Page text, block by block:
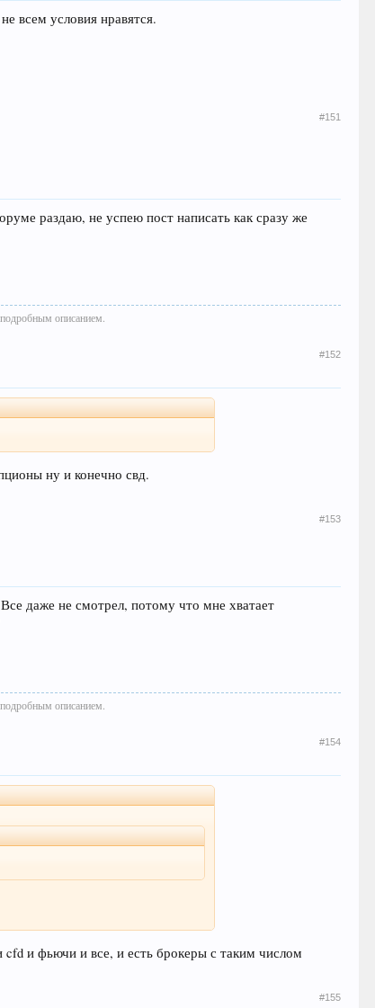
всем условия нравятся.
#151
раздаю, не успею пост написать как сразу же
описанием.
#152
ну и конечно свд.
#153
даже не смотрел, потому что мне хватает
описанием.
#154
cfd и фьючи и все, и есть брокеры с таким числом
#155